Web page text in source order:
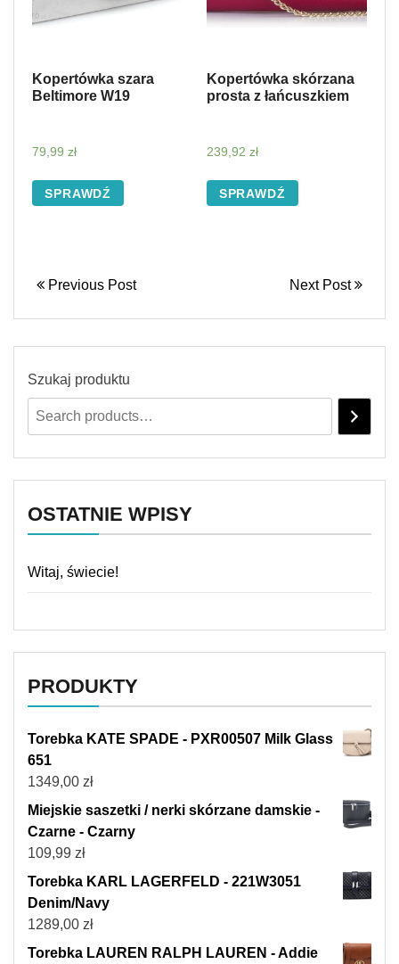
Kopertówka szara
Beltimore W19
79,99 zł
SPRAWDŹ
Kopertówka skórzana
prosta z łańcuszkiem
239,92 zł
SPRAWDŹ
Previous Post Next Post
Szukaj produktu
OSTATNIE WPISY
Witaj, świecie!
PRODUKTY
Torebka KATE SPADE - PXR00507 Milk Glass
651
1349,00 zł
Miejskie saszetki / nerki skórzane damskie -
Czarne - Czarny
109,99 zł
Torebka KARL LAGERFELD - 221W3051
Denim/Navy
1289,00 zł
Torebka LAUREN RALPH LAUREN - Addie